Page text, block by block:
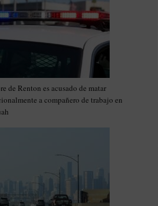
de Renton es acusado de matar
a compañero de trabajo en